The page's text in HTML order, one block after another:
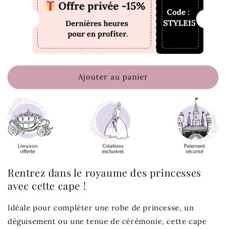
Ajouter au panier
Rentrez dans le royaume des princesses
avec cette cape !
Idéale pour compléter une robe de princesse, un
déguisement ou une tenue de cérémonie, cette cape